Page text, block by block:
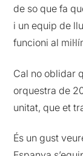
de so que fa
i un equip de
funcioni al
Cal no oblidar
orquestra de
unitat, que et
És un gust